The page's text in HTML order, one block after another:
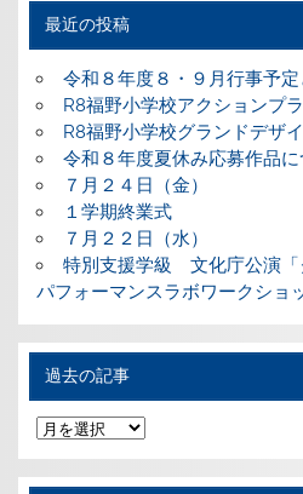
最近の投稿
令和８年度８・９月行事予定
R8福野小学校アクションプ
R8福野小学校グランドデザ
令和８年度夏休み応募作品に
７月２４日（金）
１学期終業式
７月２２日（水）
特別支援学級 文化庁公演「
パフォーマンスラボワークショ
過去の記事
過
去
の
記